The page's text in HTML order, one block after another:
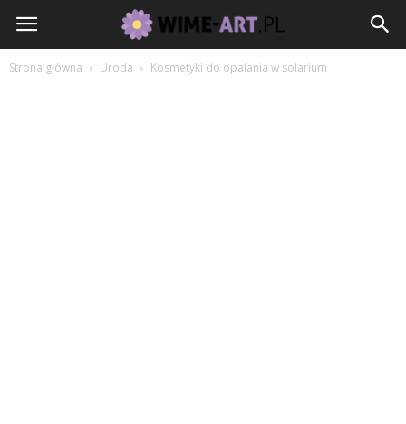
Strona główna Uroda Kosmetyki do opalania w solarium